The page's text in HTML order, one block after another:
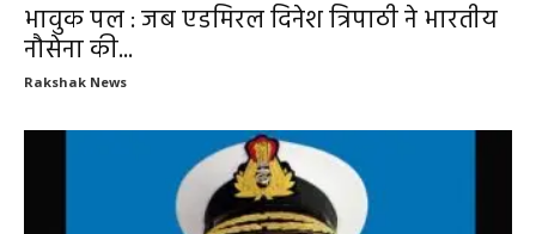
भावुक पल : जब एडमिरल दिनेश त्रिपाठी ने भारतीय
नौसेना की...
Rakshak News